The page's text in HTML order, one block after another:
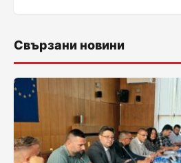
Свързани новини